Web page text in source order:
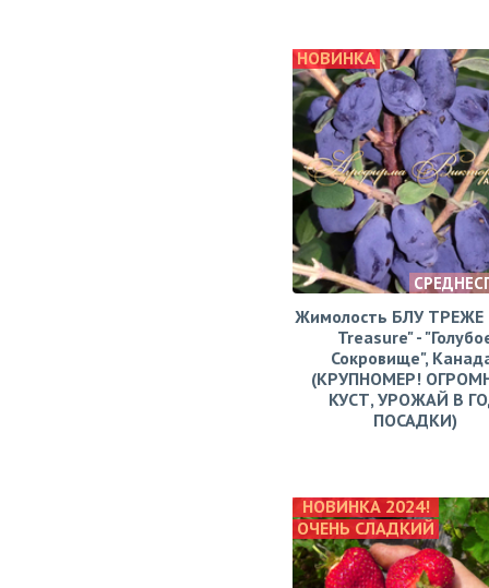
НОВИНКА
Жимолость БЛУ ТРЕЖЕ
Treasure" -
Сокровище",
(КРУПНОМЕР!
КУСТ, УРОЖАЙ В
ПОСАДКИ)
НОВИНКА 2024!
ОЧЕНЬ СЛАДКИЙ